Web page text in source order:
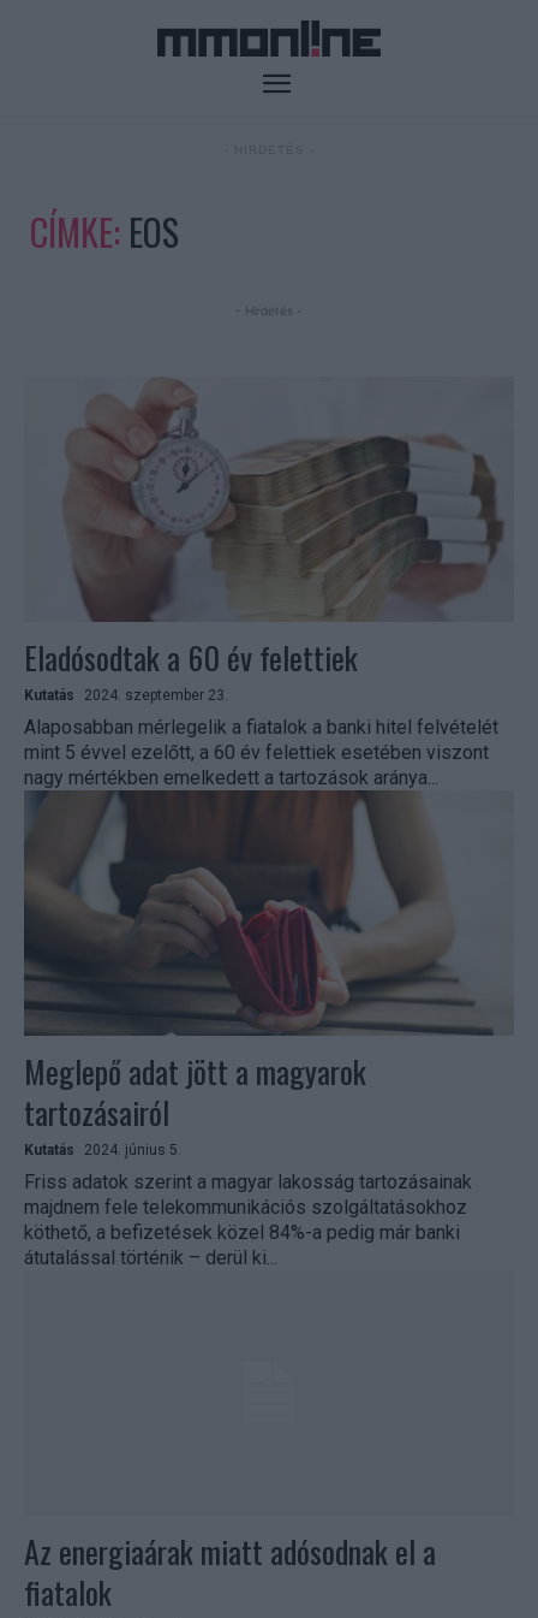
CÍMKE: EOS
- Hirdetés -
Eladósodtak a 60 év felettiek
Kutatás 2024. szeptember 23.
Alaposabban mérlegelik a fiatalok a banki hitel felvételét
mint 5 évvel ezelőtt, a 60 év felettiek esetében viszont
nagy mértékben emelkedett a tartozások aránya...
Meglepő adat jött a magyarok
tartozásairól
Kutatás 2024. június 5.
Friss adatok szerint a magyar lakosság tartozásainak
majdnem fele telekommunikációs szolgáltatásokhoz
köthető, a befizetések közel 84%-a pedig már banki
átutalással történik – derül ki...
Az energiaárak miatt adósodnak el a
fiatalok